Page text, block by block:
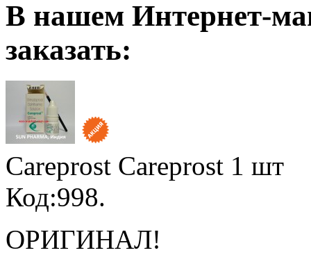
В нашем Интернет-
заказать:
Careprost Careprost 1 шт
Код:998.
ОРИГИНАЛ!